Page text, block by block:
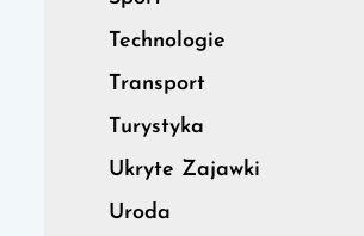
Technologie
Transport
Turystyka
Ukryte Zajawki
Uroda